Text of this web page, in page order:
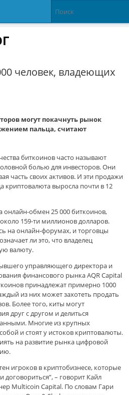
человек, владеющих
могут покачнуть рынок
пальца, считают
биткоинов часто называют
болью для инвесторов. Они
часть своих активов. И эти продажи
криптовалюта выросла почти в 12
онлайн-обмен 25 000 биткоинов,
159-ти миллионов долларов.
на онлайн-форумах, и торговцы
ли это, что владелец
валюту.
управляющего директора и
финансового рынка AQR Capital
принадлежат примерно 1000
из них может захотеть продать
Более того, киты могут
друг с другом и делиться
Многие из крупных
и стоят у истоков криптовалюты.
на развитие рынка цифровой
игроков в криптобизнесе, которые
договориться”, – говорит Кайл
Multicoin Capital. По словам Гари